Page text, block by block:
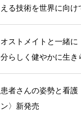
える技術を世界に向け
オストメイトと一緒
分らしく健やかに生
患者さんの姿勢と看
ン〉新発売